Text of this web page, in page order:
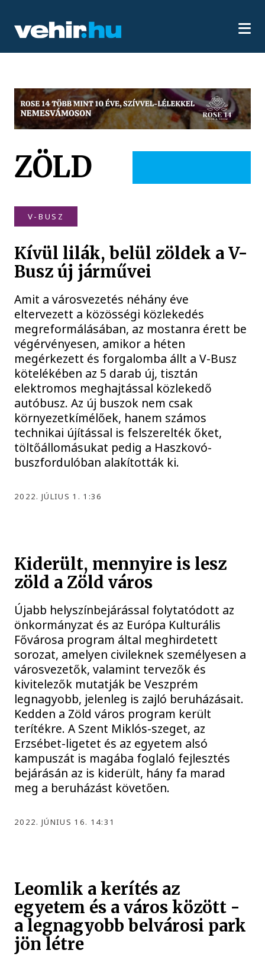
ZÖLD
V-BUSZ
Kívül lilák, belül zöldek a V-
Busz új járművei
Amit a városvezetés néhány éve
eltervezett a közösségi közlekedés
megreformálásában, az mostanra érett be
végérvényesen, amikor a héten
megérkezett és forgalomba állt a V-Busz
kötelékében az 5 darab új, tisztán
elektromos meghajtással közlekedő
autóbusz. Az új buszok nem csak
környezetkímélőek, hanem számos
technikai újítással is felszerelték őket,
töltőállomásukat pedig a Haszkovó-
buszfordulóban alakították ki.
2022. JÚLIUS 1. 1:36
Kiderült, mennyire is lesz
zöld a Zöld város
Újabb helyszínbejárással folytatódott az
önkormányzat és az Európa Kulturális
Fővárosa program által meghirdetett
sorozat, amelyen civileknek személyesen a
városvezetők, valamint tervezők és
kivitelezők mutatják be Veszprém
legnagyobb, jelenleg is zajló beruházásait.
Kedden a Zöld város program került
terítékre. A Szent Miklós-szeget, az
Erzsébet-ligetet és az egyetem alsó
kampuszát is magába foglaló fejlesztés
bejárásán az is kiderült, hány fa marad
meg a beruházást követően.
2022. JÚNIUS 16. 14:31
Leomlik a kerítés az
egyetem és a város között -
a legnagyobb belvárosi park
jön létre